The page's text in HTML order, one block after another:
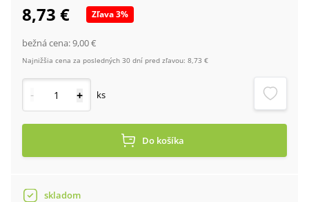
8,73 € Zľava3%
bežná cena:9,00 €
Najnižšia cena za posledných 30 dní pred zľavou: 8,73 €
- + ks
Do košíka
skladom